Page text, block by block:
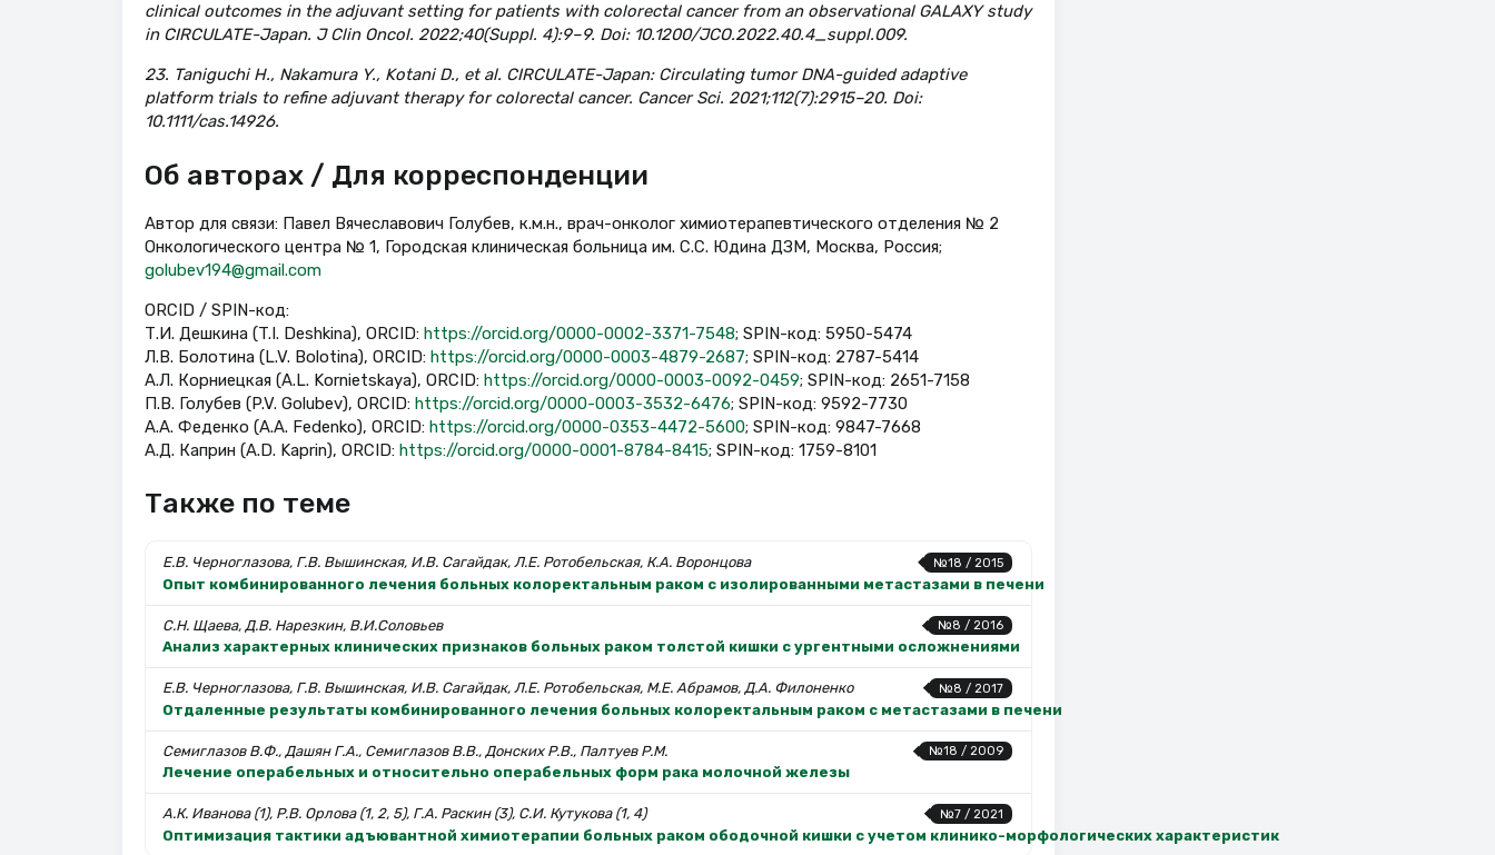
clinical outcomes in the adjuvant setting for patients with colorectal cancer from an observational GALAXY study
in CIRCULATE-Japan. J Clin Oncol. 2022;40(Suppl. 4):9–9. Doi: 10.1200/JCO.2022.40.4_suppl.009.
23. Taniguchi H., Nakamura Y., Kotani D., et al. CIRCULATE-Japan: Circulating tumor DNA-guided adaptive
platform trials to refine adjuvant therapy for colorectal cancer. Cancer Sci. 2021;112(7):2915–20. Doi:
10.1111/cas.14926.
Об авторах / Для корреспонденции
Автор для связи: Павел Вячеславович Голубев, к.м.н., врач-онколог химиотерапевтического отделения № 2
Онкологического центра № 1, Городская клиническая больница им. С.С. Юдина ДЗМ, Москва, Россия;
golubev194@gmail.com
ORCID / SPIN-код:
Т.И. Дешкина (T.I. Deshkina), ORCID: https://orcid.org/0000-0002-3371-7548; SPIN-код: 5950-5474
Л.В. Болотина (L.V. Bolotina), ORCID: https://orcid.org/0000-0003-4879-2687; SPIN-код: 2787-5414
А.Л. Корниецкая (A.L. Kornietskaya), ORCID: https://orcid.org/0000-0003-0092-0459; SPIN-код: 2651-7158
П.В. Голубев (P.V. Golubev), ORCID: https://orcid.org/0000-0003-3532-6476; SPIN-код: 9592-7730
А.А. Феденко (A.A. Fedenko), ORCID: https://orcid.org/0000-0353-4472-5600; SPIN-код: 9847-7668
А.Д. Каприн (A.D. Kaprin), ORCID: https://orcid.org/0000-0001-8784-8415; SPIN-код: 1759-8101
Также по теме
№18 / 2015
Е.В. Черноглазова, Г.В. Вышинская, И.В. Сагайдак, Л.Е. Ротобельская, К.А. Воронцова
Опыт комбинированного лечения больных колоректальным раком с изолированными метастазами в печени
№8 / 2016
С.Н. Щаева, Д.В. Нарезкин, В.И.Соловьев
Анализ характерных клинических признаков больных раком толстой кишки с ургентными осложнениями
№8 / 2017
Е.В. Черноглазова, Г.В. Вышинская, И.В. Сагайдак, Л.Е. Ротобельская, М.Е. Абрамов, Д.А. Филоненко
Отдаленные результаты комбинированного лечения больных колоректальным раком с метастазами в печени
№18 / 2009
Семиглазов В.Ф., Дашян Г.А., Семиглазов В.В., Донских Р.В., Палтуев Р.М.
Лечение операбельных и относительно операбельных форм рака молочной железы
№7 / 2021
А.К. Иванова (1), Р.В. Орлова (1, 2, 5), Г.А. Раскин (3), С.И. Кутукова (1, 4)
Оптимизация тактики адъювантной химиотерапии больных раком ободочной кишки с учетом клинико-морфологических характеристик